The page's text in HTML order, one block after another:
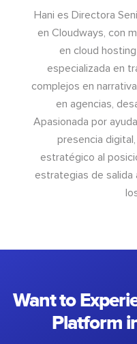
Hani es Directora
en Cloudways, con
en cloud
especializada en
complejos en
en agencias,
Apasionada por
presencia
estratégico al
estrategias de salida
Want to
Platform